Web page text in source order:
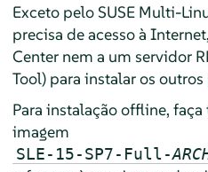
Exceto pelo SUSE Multi-
precisa de acesso à
Center nem a um servidor
Tool) para instalar os
Para instalação offline,
imagem
SLE-15-SP7-Full-